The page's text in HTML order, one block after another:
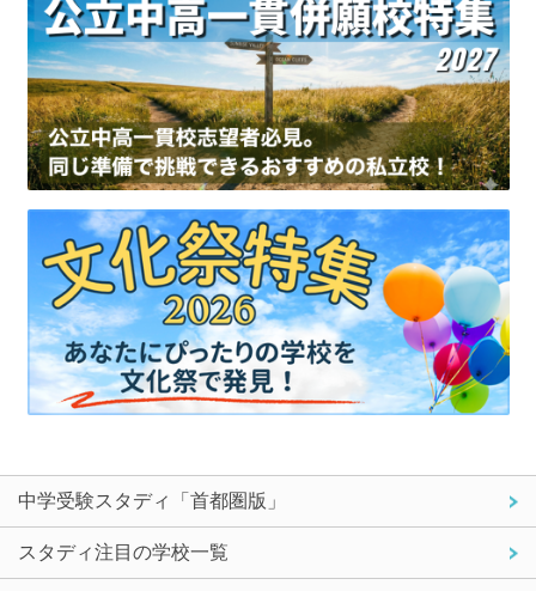
中学受験スタディ「首都圏版」
スタディ注目の学校一覧